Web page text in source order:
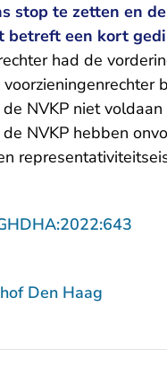
stop te zetten en
betreft een kort
had de
NVKP niet
NVKP hebben
Den Haag